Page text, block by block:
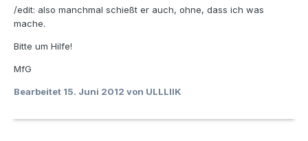
/edit: also manchmal schießt er auch, ohne, dass ich was
mache.
Bitte um Hilfe!
MfG
Bearbeitet 15. Juni 2012 von ULLLIIK